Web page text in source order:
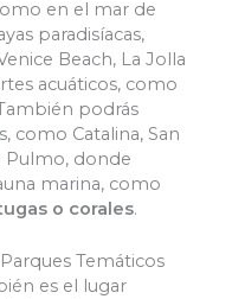
en el mar de
paradisíacas,
Beach, La Jolla
acuáticos, como
podrás
como Catalina, San
Pulmo, donde
marina, como
o corales.
Temáticos
es el lugar